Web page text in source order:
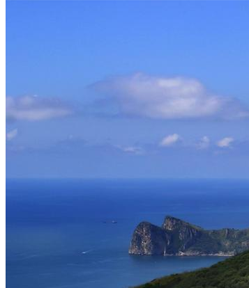
Dal mare venne tutto, le brezze miti che favoriscono
popolazioni che vennero dal mare che si insediarono
costruito terrazzamenti e muri a secco, per poter
rocce e tra di loro, unite da tortuosi vicoli e ripide
Questi luoghi sono l'incontro perfetto tra terra e
o attraverso sentieri nascosti. Scegliere di visitare la
collinari ad un rilassante bagno o ad un avventuroso
Nome Cognome
Telefono
* I Campi obbligatori sono ingrassetto
Mobile Phone: +39 3476863131; +39 3661055023